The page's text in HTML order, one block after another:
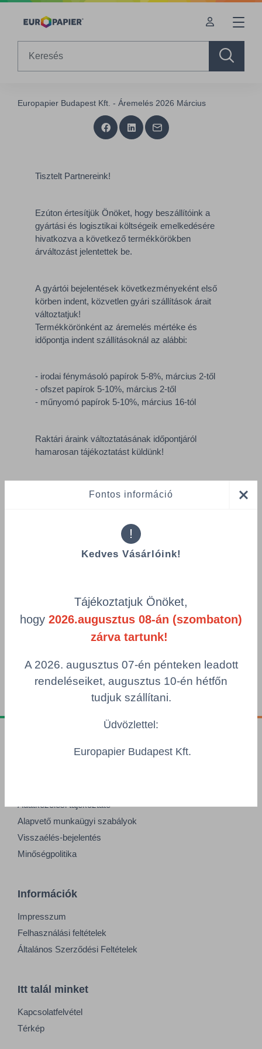
Table Of Content
Europapier Budapest Kft. - Áremelés 2026 Március
Tisztelt Partnereink!
Ezúton értesítjük Önöket, hogy beszállítóink a
gyártási és logisztikai költségeik emelkedésére
hivatkozva a következő termékkörökben
árváltozást jelentettek be.
A gyártói bejelentések következményeként első
körben indent, közvetlen gyári szállítások árait
változtatjuk!
Termékkörönként az áremelés mértéke és
időpontja indent szállításoknál az alábbi:
- irodai fénymásoló papírok 5-8%, március 2-től
- ofszet papírok 5-10%, március 2-től
- műnyomó papírok 5-10%, március 16-tól
Raktári áraink változtatásának időpontjáról
hamarosan tájékoztatást küldünk!
Kollégáink a konkrét árakkal kapcsolatosan
Továbbra is széles termékválasztékkal, stabil
nemzetközi háttérrel és rugalmas logisztikai
Üdvözlettel:
Kócsó Tamás
ügyvezető
Tájékoztató letöltése
Tájékoztatók
Adatkezelési tájékoztató
Alapvető munkaügyi szabályok
Visszaélés-bejelentés
Minőségpolitika
Információk
Impresszum
Felhasználási feltételek
Általános Szerződési Feltételek
Itt talál minket
Kapcsolatfelvétel
Térkép
Fontos információ
!
Kedves Vásárlóink!
Tájékoztatjuk Önöket,
hogy 2026.augusztus 08-án (szombaton)
zárva tartunk!
A 2026. augusztus 07-én pénteken leadott
rendeléseiket, augusztus 10-én hétfőn
tudjuk szállítani.
Üdvözlettel:
Europapier Budapest Kft.